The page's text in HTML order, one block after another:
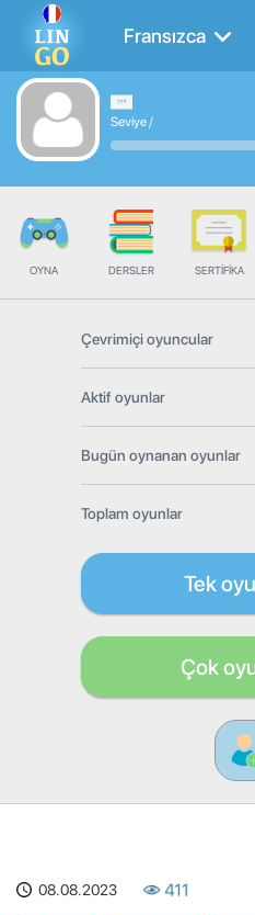
Fransızca
Seviye/
OYNA DERSLER SERTIFIKA
Çevrimiçi oyuncular
Aktif oyunlar
Bugün oynanan oyunlar
Toplam oyunlar
Tek
Çok
08.08.2023 411